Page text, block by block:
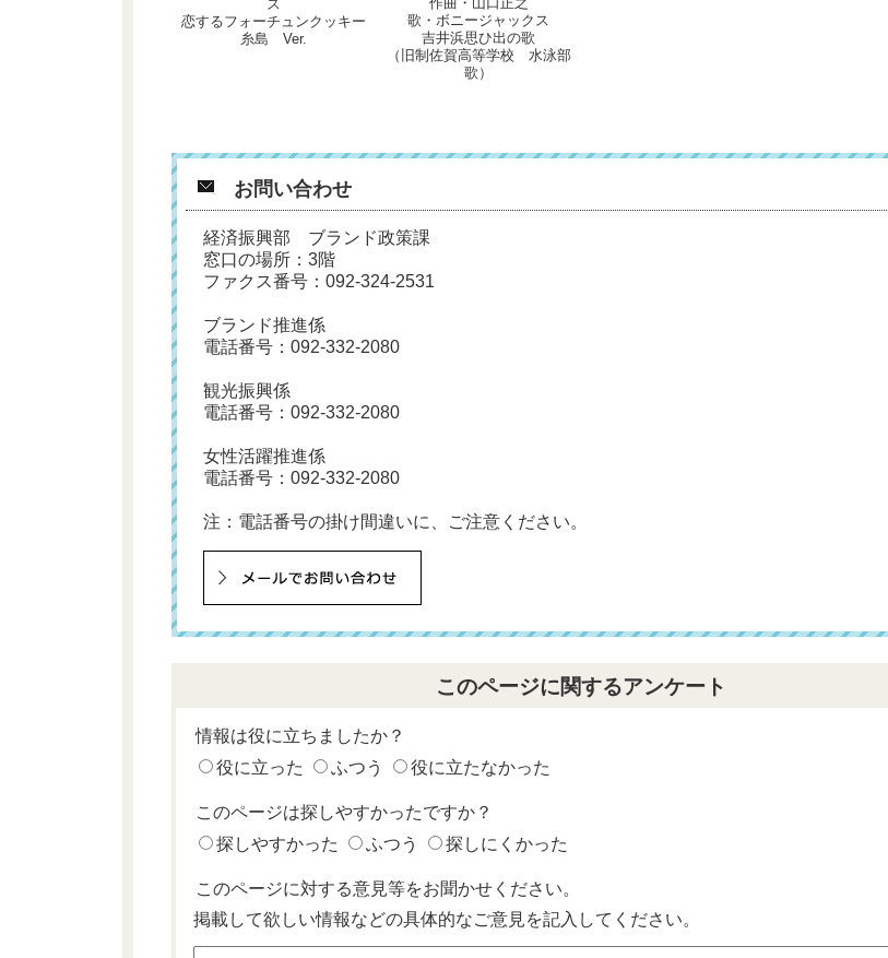
ス
恋するフォーチュンクッキー
糸島 Ver.
歌・ボニージャックス
吉井浜思ひ出の歌
（旧制佐賀高等学校 水泳部
歌）
お問い合わせ
経済振興部 ブランド政策課
窓口の場所：3階
ファクス番号：092-324-2531
ブランド推進係
電話番号： 092-332-2080
観光振興係
電話番号： 092-332-2080
女性活躍推進係
電話番号： 092-332-2080
注：電話番号の掛け間違いに、ご注意ください。
このページに関するアンケート
情報は役に立ちましたか？
役に立った
ふつう 役に立たなかった
このページは探しやすかったですか？
探しやすかった
ふつう 探しにくかった
このページに対する意見等をお聞かせください。
掲載して欲しい情報などの具体的なご意見を記入してください。